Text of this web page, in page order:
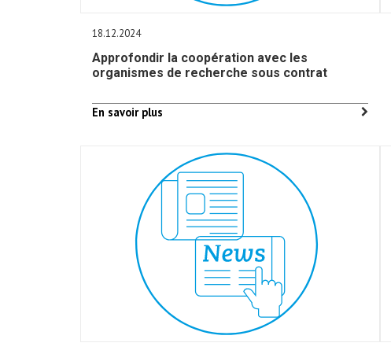
18.12.2024
Approfondir la coopération avec les
organismes de recherche sous contrat
En savoir plus